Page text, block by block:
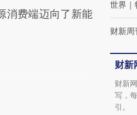
消费端迈向了新能
世界 ｜
财新周
财新
财新
写，
引。